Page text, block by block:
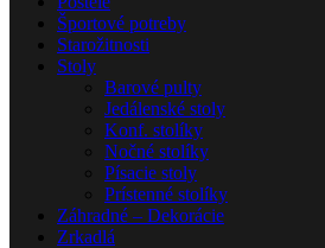
Športové potreby
Starožitnosti
Stoly
Barové pulty
Jedálenské stoly
Konf. stolíky
Nočné stolíky
Písacie stoly
Prístenné stolíky
Záhradné – Dekorácie
Zrkadlá